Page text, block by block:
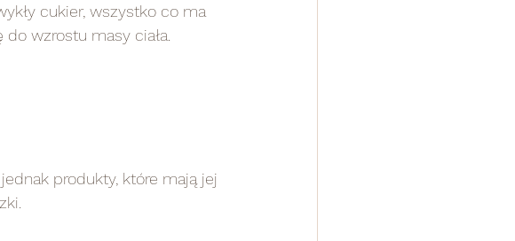
cukier, wszystko co ma
wzrostu masy ciała.
produkty, które mają jej